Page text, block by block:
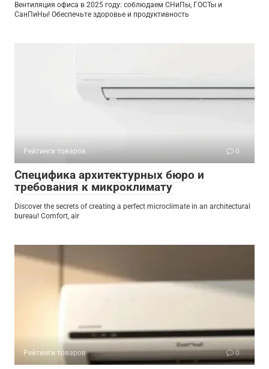
Вентиляция офиса в 2025 году: соблюдаем СНиПы, ГОСТы и
СанПиНы! Обеспечьте здоровье и продуктивность
Рейтинги товаров 0
Специфика архитектурных бюро и
требования к микроклимату
Discover the secrets of creating a perfect microclimate in an architectural
bureau! Comfort, air
Рейтинги товаров 0